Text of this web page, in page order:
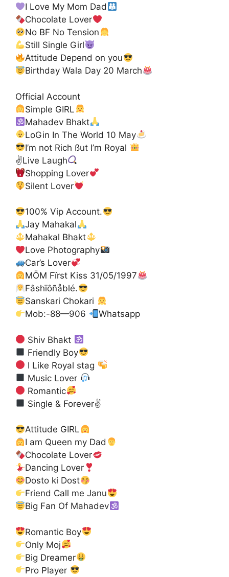
I Love My Mom Dad
Chocolate Lover
No BF No Tension
Still Single Girl
Attitude Depend on you
Birthday Wala Day 20 March
Official Account
Simple GIRL
Mahadev Bhakt
LoGin In The World 10 May
I’m not Rich ßut I’m Royal
✌Live Laugh
Shopping Lover
Silent Lover
100% Vip Account.
Jay Mahakal
Mahakal Bhakt
Love Photography
Car’s Lover
MÖM Fïrst Kiss 31/05/1997
Fâshïôñåblé.
Sanskari Chokari
Mob:-88—906
Whatsapp
Shiv Bhakt
Friendly Boy
I Like Royal stag
Music Lover
Romantic
Single & Forever✌
Attitude GIRL
I am Queen my Dad
Chocolate Lover
Dancing Lover
Dosto ki Dost
Friend Call me Janu
Big Fan Of Mahadev
Romantic Boy
Only Moj
Big Dreamer
Pro Player